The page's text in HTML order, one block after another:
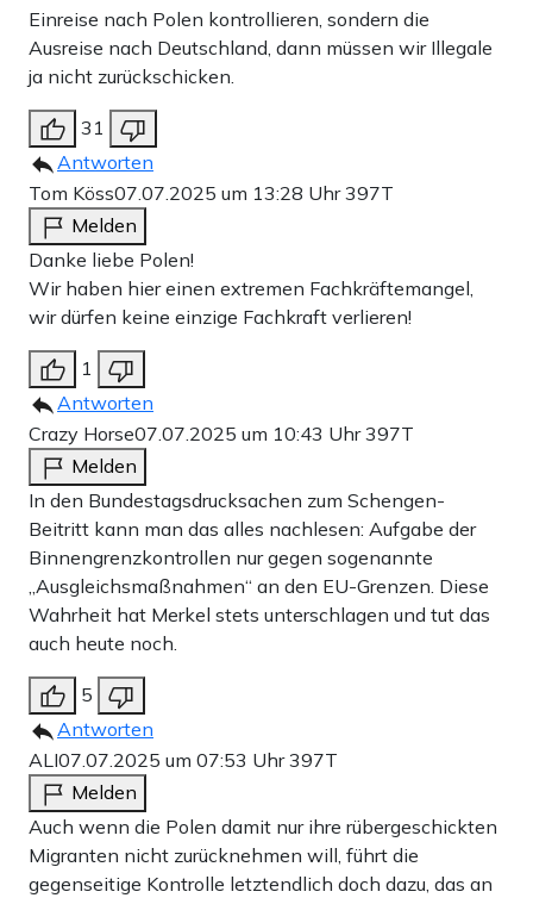
Einreise nach Polen kontrollieren, sondern die
Ausreise nach Deutschland, dann müssen wir Illegale
ja nicht zurückschicken.
31
Antworten
Tom Köss07.07.2025 um 13:28 Uhr397T
Melden
Danke liebe Polen!
Wir haben hier einen extremen Fachkräftemangel,
wir dürfen keine einzige Fachkraft verlieren!
1
Antworten
Crazy Horse07.07.2025 um 10:43 Uhr397T
Melden
In den Bundestagsdrucksachen zum Schengen-
Beitritt kann man das alles nachlesen: Aufgabe der
Binnengrenzkontrollen nur gegen sogenannte
„Ausgleichsmaßnahmen“ an den EU-Grenzen. Diese
Wahrheit hat Merkel stets unterschlagen und tut das
auch heute noch.
5
Antworten
ALI07.07.2025 um 07:53 Uhr397T
Melden
Auch wenn die Polen damit nur ihre rübergeschickten
Migranten nicht zurücknehmen will, führt die
gegenseitige Kontrolle letztendlich doch dazu, das an